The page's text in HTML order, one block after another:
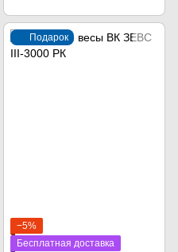
Подарок
−5%
Бесплатная доставка